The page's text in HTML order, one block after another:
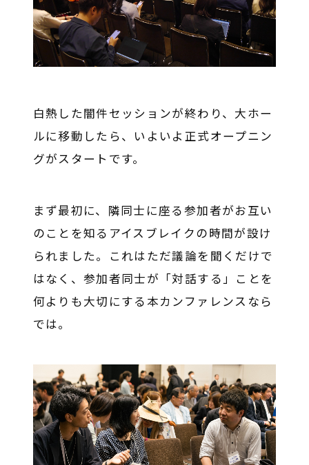
白熱した闇件セッションが終わり、大ホー
ルに移動したら、いよいよ正式オープニン
グがスタートです。
まず最初に、隣同士に座る参加者がお互い
のことを知るアイスブレイクの時間が設け
られました。これはただ議論を聞くだけで
はなく、参加者同士が「対話する」ことを
何よりも大切にする本カンファレンスなら
では。